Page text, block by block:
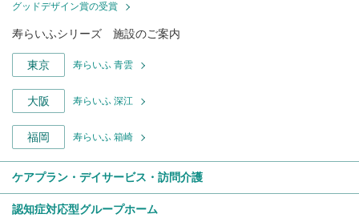
グッドデザイン賞の受賞
寿らいふシリーズ 施設のご案内
東京 寿らいふ 青雲
大阪 寿らいふ 深江
福岡 寿らいふ 箱崎
ケアプラン・デイサービス・訪問介護
認知症対応型グループホーム